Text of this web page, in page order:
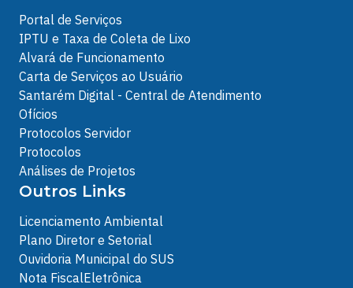
Portal de Serviços
IPTU e Taxa de Coleta de Lixo
Alvará de Funcionamento
Carta de Serviços ao Usuário
Santarém Digital - Central de Atendimento
Ofícios
Protocolos Servidor
Protocolos
Análises de Projetos
Outros Links
Licenciamento Ambiental
Plano Diretor e Setorial
Ouvidoria Municipal do SUS
Nota FiscalEletrônica